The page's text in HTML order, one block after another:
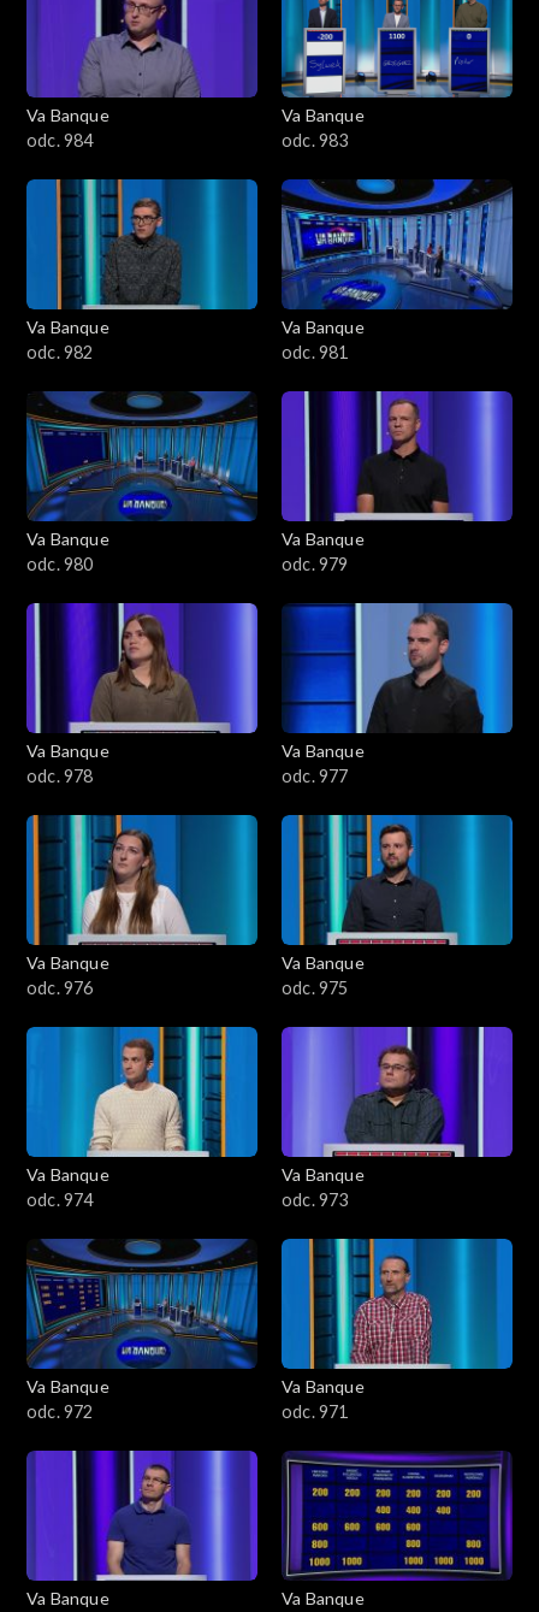
Va Banque
odc. 984
Va Banque
odc. 983
Va Banque
odc. 982
Va Banque
odc. 981
Va Banque
odc. 980
Va Banque
odc. 979
Va Banque
odc. 978
Va Banque
odc. 977
Va Banque
odc. 976
Va Banque
odc. 975
Va Banque
odc. 974
Va Banque
odc. 973
Va Banque
odc. 972
Va Banque
odc. 971
Va Banque
Va Banque